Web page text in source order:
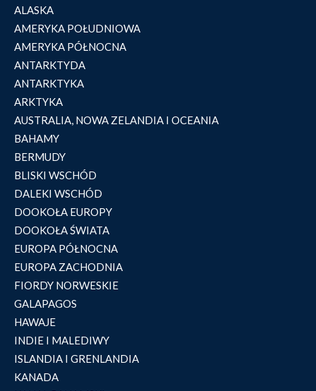
ALASKA
AMERYKA POŁUDNIOWA
AMERYKA PÓŁNOCNA
ANTARKTYDA
ANTARKTYKA
ARKTYKA
AUSTRALIA, NOWA ZELANDIA I OCEANIA
BAHAMY
BERMUDY
BLISKI WSCHÓD
DALEKI WSCHÓD
DOOKOŁA EUROPY
DOOKOŁA ŚWIATA
EUROPA PÓŁNOCNA
EUROPA ZACHODNIA
FIORDY NORWESKIE
GALAPAGOS
HAWAJE
INDIE I MALEDIWY
ISLANDIA I GRENLANDIA
KANADA